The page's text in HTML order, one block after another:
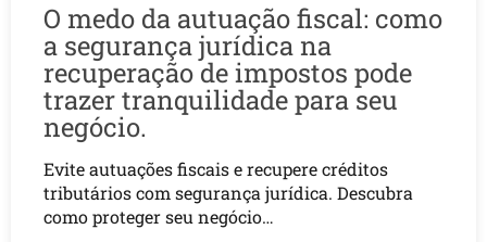
O medo da autuação fiscal: como
a segurança jurídica na
recuperação de impostos pode
trazer tranquilidade para seu
negócio.
Evite autuações fiscais e recupere créditos
tributários com segurança jurídica. Descubra
como proteger seu negócio…